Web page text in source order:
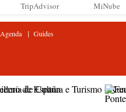
TripAdvisor MiNube
Agenda | Guides